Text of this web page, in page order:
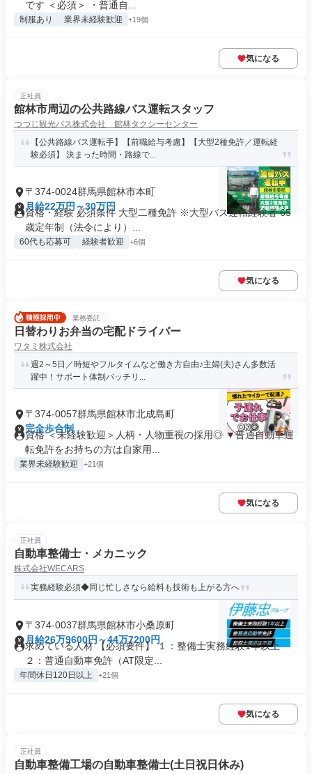
です ＜必須＞ ・普通自...
制服あり 業界未経験歓迎 +19個
気になる
正社員
館林市周辺の公共路線バス運転スタッフ
つつじ観光バス株式会社 館林タクシーセンター
【公共路線バス運転手】【前職給与考慮】【大型2種免許／運転経
験必須】 決まった時間・路線で...
〒374-0024群馬県館林市本町
月給22万円～30万円
資格・経験 必須条件 大型二種免許 ※大型バス運転経験者 65
歳定年制（法令により）...
60代も応募可 経験者歓迎 +6個
気になる
業務委託
日替わりお弁当の宅配ドライバー
ワタミ株式会社
週2～5日／時短やフルタイムなど働き方自由♪主婦(夫)さん多数活
躍中！サポート体制バッチリ...
〒374-0057群馬県館林市北成島町
完全歩合制
資格 ＜未経験歓迎＞人柄・人物重視の採用◎ ▼普通自動車運
転免許をお持ちの方は自家用...
業界未経験歓迎 +21個
気になる
正社員
自動車整備士・メカニック
株式会社WECARS
実務経験必須◆同じ忙しさなら給料も技術も上がる方へ
〒374-0037群馬県館林市小桑原町
月給26万9600円～44万7200円
求めている人材 【必須要件】 １：整備士実務経験1年以上
２：普通自動車免許（AT限定...
年間休日120日以上 +21個
気になる
正社員
自動車整備工場の自動車整備士(土日祝日休み)